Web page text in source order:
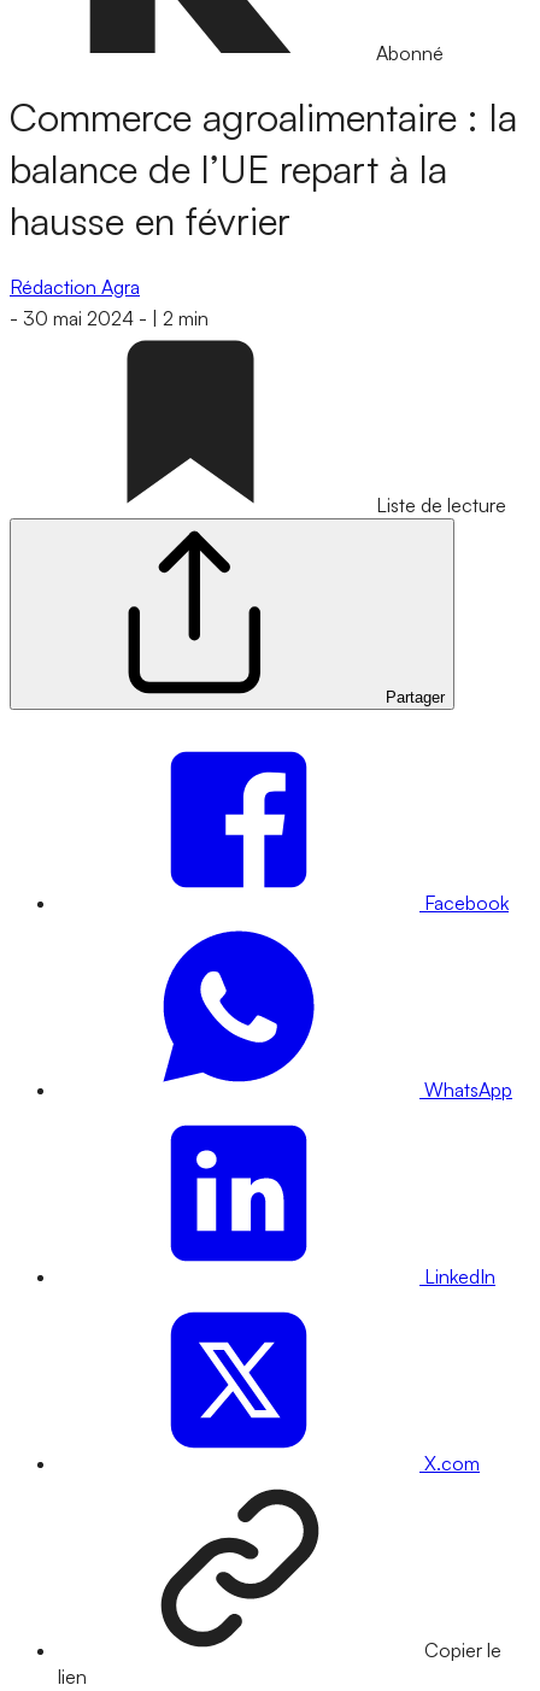
Abonné
Commerce agroalimentaire : la
balance de l’UE repart à la
hausse en février
Rédaction Agra
- 30 mai 2024 - 2 min
Liste de lecture
Partager
Facebook
WhatsApp
LinkedIn
X.com
Copier le
lien